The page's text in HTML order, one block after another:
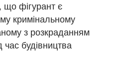
що фігурант є
кримінальному
з розкраданням
час будівництва